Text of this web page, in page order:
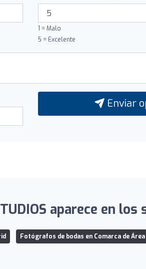
1 = Malo
5 = Excelente
Enviar
aparece en
Fotógrafos de bodas en Comarca de